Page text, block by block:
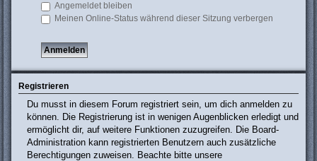
Angemeldet bleiben
Meinen Online-Status während dieser Sitzung verbergen
Registrieren
Du musst in diesem Forum registriert sein, um dich anmelden zu
können. Die Registrierung ist in wenigen Augenblicken erledigt und
ermöglicht dir, auf weitere Funktionen zuzugreifen. Die Board-
Administration kann registrierten Benutzern auch zusätzliche
Berechtigungen zuweisen. Beachte bitte unsere